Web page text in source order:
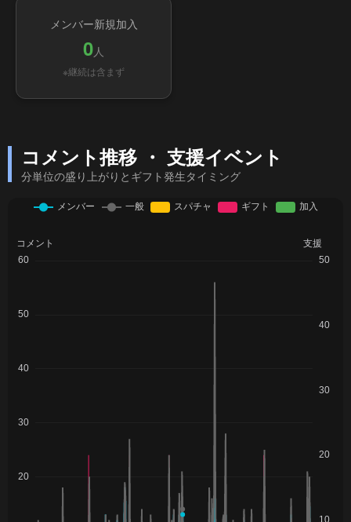
メンバー新規加入
0人
※継続は含まず
コメント推移 ・ 支援イベント
分単位の盛り上がりとギフト発生タイミング